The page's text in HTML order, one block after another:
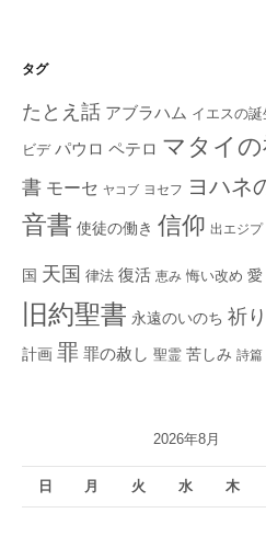
タグ
たとえ話 アブラハム イエスの誕
ビデ パウロ ペテロ マタイ
書 モーセ ヤコブ ヨセフ ヨハネ
音書 使徒の働き 信仰 出エジプ
国 天国 律法 復活 恵み 悔い改め 愛
旧約聖書 永遠のいのち 祈り
計画 罪 罪の赦し 聖霊 苦しみ 詩篇
2026年8月
日 月 火 水 木